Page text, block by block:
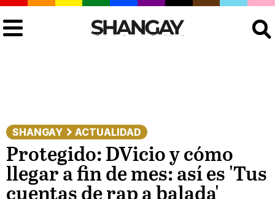
SHANGAY ACTUALIDAD
Protegido: DVicio y cómo
llegar a fin de mes: así es 'Tus